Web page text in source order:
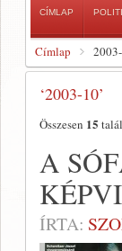
CÍMLAP
Címlap
‘2003-10’
Összesen 15
A
ÍRTA: